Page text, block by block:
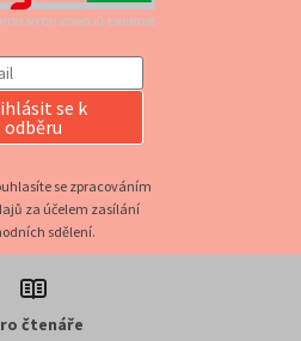
se k
odběru
se zpracováním
za účelem zasílání
sdělení.
čtenáře